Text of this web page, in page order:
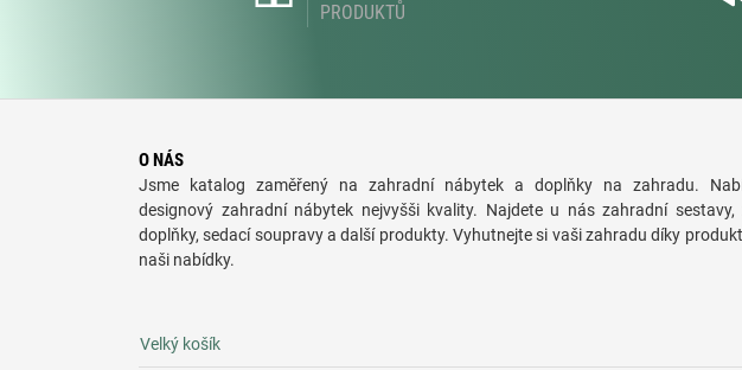
PRODUKTŮ
O NÁS
Jsme katalog zaměřený na zahradní nábytek a doplňky na zahradu.
designový zahradní nábytek nejvyšši kvality. Najdete u nás zahradní sestavy,
doplňky, sedací soupravy a další produkty. Vyhutnejte si vaši zahradu díky
naši nabídky.
Velký košík